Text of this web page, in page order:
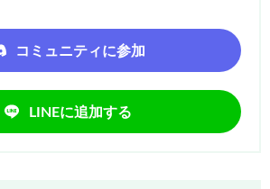
コミュニティに参加
LINEに追加する